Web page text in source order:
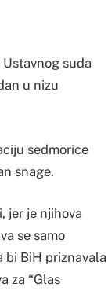
suda
u nizu
sedmorice
snage.
jer je njihova
se samo
bi BiH priznavala
za “Glas